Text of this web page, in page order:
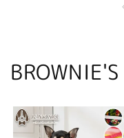
BROWNIE'S